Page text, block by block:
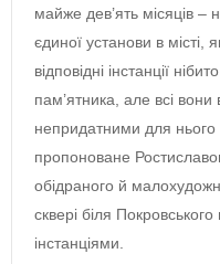
майже дев’ять місяців –
єдиної установи в
відповідні інстанції
пам’ятника, але всі
непридатними для нього
пропоноване
обідраного й
сквері біля
інстанціями.